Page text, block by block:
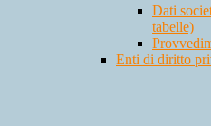
Dati
tabelle)
Enti di diritto